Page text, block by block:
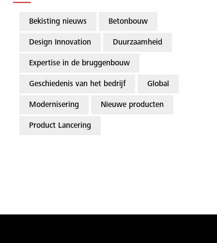
Bekisting nieuws Betonbouw
Design Innovation Duurzaamheid
Expertise in de bruggenbouw
Geschiedenis van het bedrijf Global
Modernisering Nieuwe producten
Product Lancering